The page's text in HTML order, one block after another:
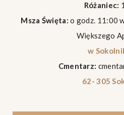
Różaniec:
Msza Święta: o godz. 11:00
Większego
w
Cmentarz:
62- 305